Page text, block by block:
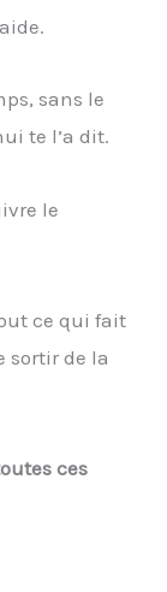
sans le
te l’a dit.
le
ce qui fait
sortir de la
ces